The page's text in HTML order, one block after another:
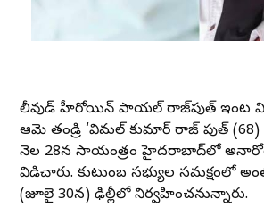
టాలీవుడ్ హీరోయిన్ పాయల్ రాజ్‌పుత్ ఇంట
ఆమె తండ్రి ‘విమల్ కుమార్ రాజ్ పుత్
నెల 28న సాయంత్రం హైద‌రాబాద్‌లో
విడిచారు. కుటుంబ సభ్యుల సమక్షంలో
(జూలై 30న) ఢిల్లీలో నిర్వహించనున్నారు.